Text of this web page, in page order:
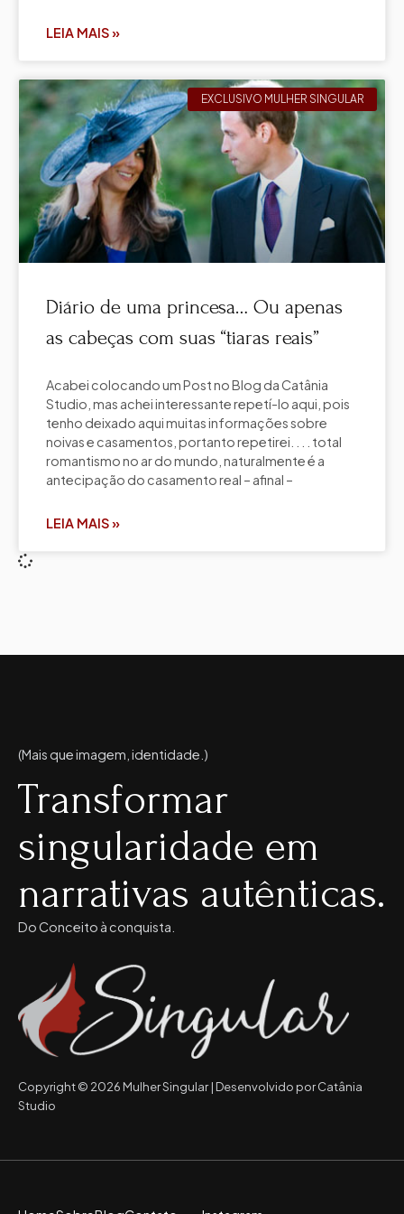
LEIA MAIS »
EXCLUSIVO MULHER SINGULAR
Diário de uma princesa… Ou apenas
as cabeças com suas “tiaras reais”
Acabei colocando um Post no Blog da Catânia
Studio, mas achei interessante repetí-lo aqui, pois
tenho deixado aqui muitas informações sobre
noivas e casamentos, portanto repetirei. . . . total
romantismo no ar do mundo, naturalmente é a
antecipação do casamento real – afinal –
LEIA MAIS »
(Mais que imagem, identidade.)
Transformar
singularidade em
narrativas autênticas.
Do Conceito à conquista.
Copyright © 2026 Mulher Singular | Desenvolvido por Catânia
Studio